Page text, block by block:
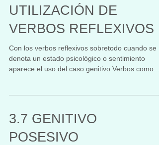
UTILIZACIÓN DE
VERBOS REFLEXIVOS
Con los verbos reflexivos sobretodo cuando se
denota un estado psicológico o sentimiento
aparece el uso del caso genitivo Verbos como...
3.7 GENITIVO
POSESIVO